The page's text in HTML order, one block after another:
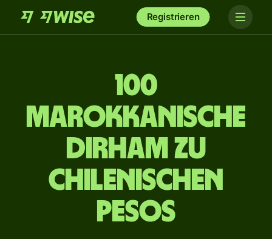
Registrieren
100
marokkanische
Dirham zu
chilenischen
Pesos